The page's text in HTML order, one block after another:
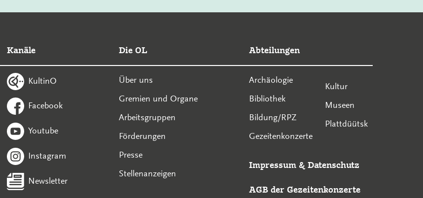
Kanäle
KultinO
Facebook
Youtube
Instagram
Newsletter
Die OL
Über uns
Gremien und Organe
Arbeitsgruppen
Förderungen
Presse
Stellenanzeigen
Abteilungen
Archäologie
Bibliothek
Bildung/RPZ
Gezeitenkonzerte
Kultur
Museen
Plattdüütsk
Impressum & Datenschutz
AGB der Gezeitenkonzerte